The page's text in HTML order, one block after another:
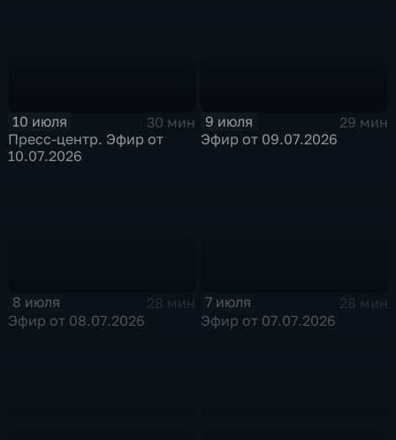
10 июля
30 мин
Пресс-центр. Эфир от
10.07.2026
9 июля
29 мин
Эфир от 09.07.2026
8 июля
28 мин
Эфир от 08.07.2026
7 июля
28 мин
Эфир от 07.07.2026